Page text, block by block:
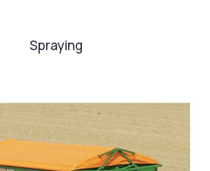
Spraying